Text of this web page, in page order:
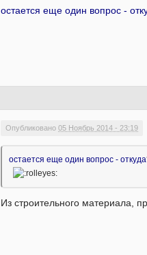
остается еще один вопрос -
Опубликовано05 Ноябрь 2014 - 23:19
остается еще один вопрос - откуда
Из строительного материала,